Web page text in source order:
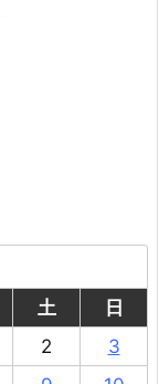
土
日
2
3